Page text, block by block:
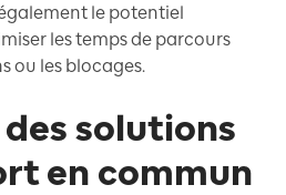
le potentiel
les temps de parcours
ou les blocages.
solutions
en commun